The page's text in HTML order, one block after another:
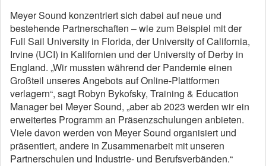
Meyer Sound konzentriert sich dabei auf neue und
bestehende Partnerschaften – wie zum Beispiel mit der
Full Sail University in Florida, der University of California,
Irvine (UCI) in Kalifornien und der University of Derby in
England. „Wir mussten während der Pandemie einen
Großteil unseres Angebots auf Online-Plattformen
verlagern“, sagt Robyn Bykofsky, Training & Education
Manager bei Meyer Sound, „aber ab 2023 werden wir ein
erweitertes Programm an Präsenzschulungen anbieten.
Viele davon werden von Meyer Sound organisiert und
präsentiert, andere in Zusammenarbeit mit unseren
Partnerschulen und Industrie- und Berufsverbänden.“